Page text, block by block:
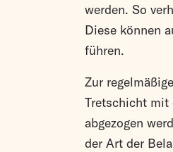
werden. So
Diese können
führen.
Zur
Tretschicht mit
abgezogen
der Art der